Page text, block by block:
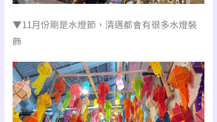
▼11月份剛是水燈節，清邁都會有很多水燈裝
飾